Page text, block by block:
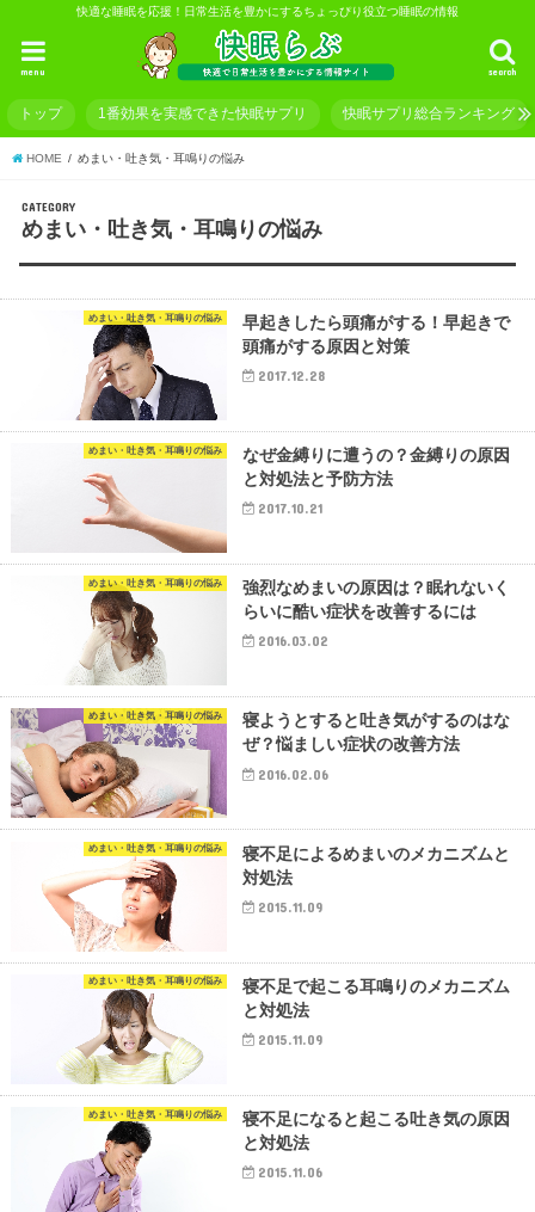
快適な睡眠を応援！日常生活を豊かにするちょっぴり役立つ睡眠の情報
search
menu
トップ 1番効果を実感できた快眠サプリ 快眠サプリ総合ランキング
HOME めまい・吐き気・耳鳴りの悩み
CATEGORY
めまい・吐き気・耳鳴りの悩み
めまい・吐き気・耳鳴りの悩み
早起きしたら頭痛がする！早起きで
頭痛がする原因と対策
2017.12.28
めまい・吐き気・耳鳴りの悩み
なぜ金縛りに遭うの？金縛りの原因
と対処法と予防方法
2017.10.21
めまい・吐き気・耳鳴りの悩み
強烈なめまいの原因は？眠れないく
らいに酷い症状を改善するには
2016.03.02
めまい・吐き気・耳鳴りの悩み
寝ようとすると吐き気がするのはな
ぜ？悩ましい症状の改善方法
2016.02.06
めまい・吐き気・耳鳴りの悩み
寝不足によるめまいのメカニズムと
対処法
2015.11.09
めまい・吐き気・耳鳴りの悩み
寝不足で起こる耳鳴りのメカニズム
と対処法
2015.11.09
めまい・吐き気・耳鳴りの悩み
寝不足になると起こる吐き気の原因
と対処法
2015.11.06